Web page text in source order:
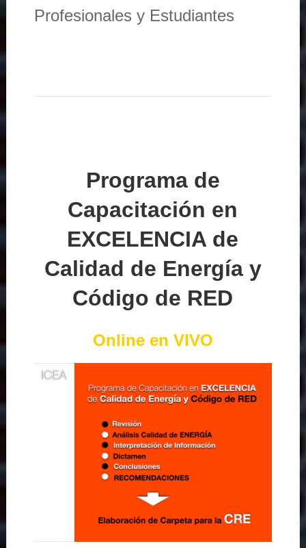
Profesionales y Estudiantes
Programa de
Capacitación en
EXCELENCIA de
Calidad de Energía y
Código de RED
Online en VIVO